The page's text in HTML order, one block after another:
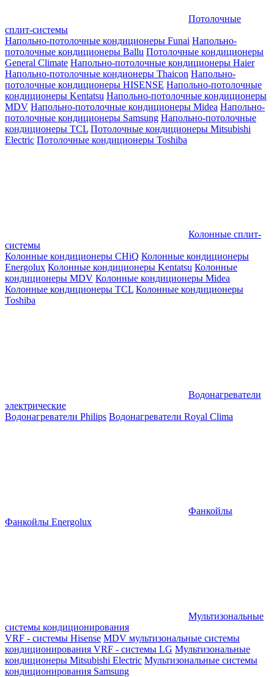
Потолочные
сплит-системы
Напольно-потолочные кондиционеры Funai Напольно-
потолочные кондиционеры Ballu Потолочные кондиционеры
General Climate Напольно-потолочные кондиционеры Haier
Напольно-потолочные кондионеры Thaicon Напольно-
потолочные кондиционеры HISENSE Напольно-потолочные
кондиционеры Kentatsu Напольно-потолочные кондиционеры
MDV Напольно-потолочные кондиционеры Midea Напольно-
потолочные кондиционеры Samsung Напольно-потолочные
кондиционеры TCL Потолочные кондиционеры Mitsubishi
Electric Потолочные кондиционеры Toshiba
Колонные сплит-
системы
Колонные кондиционеры CHiQ Колонные кондиционеры
Energolux Колонные кондиционеры Kentatsu Колонные
кондиционеры MDV Колонные кондиционеры Midea
Колонные кондиционеры TCL Колонные кондиционеры
Toshiba
Водонагреватели
электрические
Водонагреватели Philips Водонагреватели Royal Clima
Фанкойлы
Фанкойлы Energolux
Мультизональные
системы кондиционирования
VRF - системы Hisense MDV мультизональные системы
кондиционирования VRF - системы LG Мультизональные
кондиционеры Mitsubishi Electric Мультизональные системы
кондиционирования Samsung